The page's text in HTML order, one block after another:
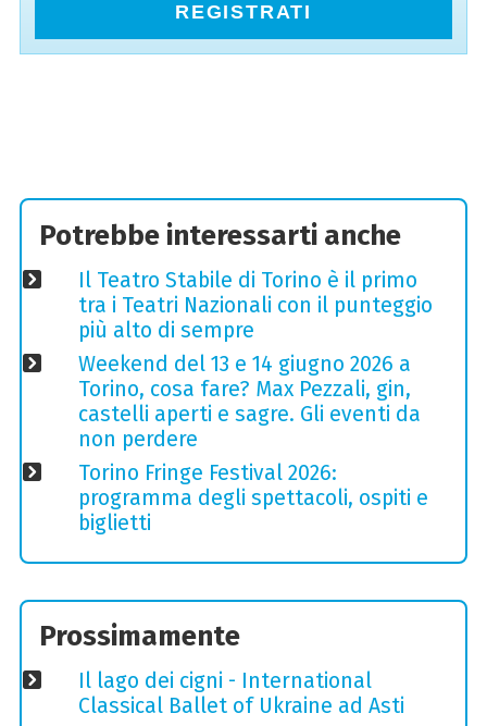
REGISTRATI
Potrebbe interessarti anche
Il Teatro Stabile di Torino è il primo
tra i Teatri Nazionali con il punteggio
più alto di sempre
Weekend del 13 e 14 giugno 2026 a
Torino, cosa fare? Max Pezzali, gin,
castelli aperti e sagre. Gli eventi da
non perdere
Torino Fringe Festival 2026:
programma degli spettacoli, ospiti e
biglietti
Prossimamente
Il lago dei cigni - International
Classical Ballet of Ukraine ad Asti